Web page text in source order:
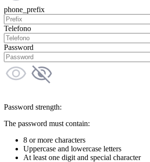
phone_prefix
Telefono
Password
Password strength:
The password must contain:
8 or more characters
Uppercase and lowercase letters
At least one digit and special character